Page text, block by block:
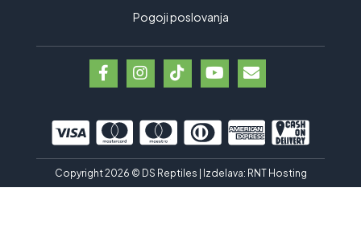
Pogoji poslovanja
Copyright 2026 © DS Reptiles | Izdelava: RNT Hosting